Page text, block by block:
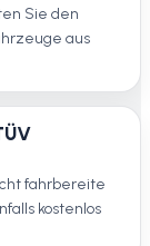
Sie den
aus
fahrbereite
kostenlos